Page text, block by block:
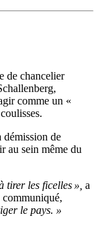
de chancelier
comme un «
démission de
au sein même du
les ficelles », a
communiqué,
le pays. »